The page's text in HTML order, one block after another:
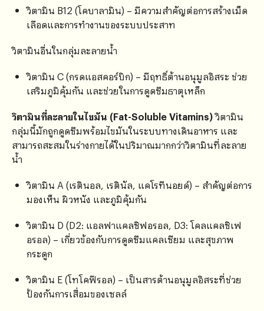
วิตามิน B12 (โคบาลามิน) – มีความสำคัญต่อการสร้างเม็ด
เลือดและการทำงานของระบบประสาท
วิตามินอื่นในกลุ่มละลายน้ำ
วิตามิน C (กรดแอสคอร์บิก) – มีฤทธิ์ต้านอนุมูลอิสระ ช่วย
เสริมภูมิคุ้มกัน และช่วยในการดูดซึมธาตุเหล็ก
วิตามินที่ละลายในไขมัน (Fat-Soluble Vitamins)วิตามิน
กลุ่มนี้มักถูกดูดซึมพร้อมไขมันในระบบทางเดินอาหาร และ
สามารถสะสมในร่างกายได้ในปริมาณมากกว่าวิตามินที่ละลาย
น้ำ
วิตามิน A (เรตินอล, เรตินัล, แคโรทีนอยด์) – สำคัญต่อการ
มองเห็น ผิวหนัง และภูมิคุ้มกัน
วิตามิน D (D2: แอลฟาแคลซิฟอรอล, D3: โคลแคลซิเฟ
อรอล) – เกี่ยวข้องกับการดูดซึมแคลเซียม และสุขภาพ
กระดูก
วิตามิน E (โทโคฟีรอล) – เป็นสารต้านอนุมูลอิสระที่ช่วย
ป้องกันการเสื่อมของเซลล์